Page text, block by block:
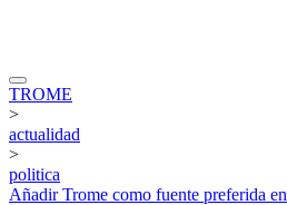
TROME
>
actualidad
>
politica
AñadirTrome como fuente preferida en